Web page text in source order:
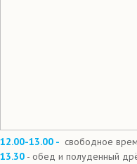
12.00-13.00 - свободное
13.30 - обед и полуденный